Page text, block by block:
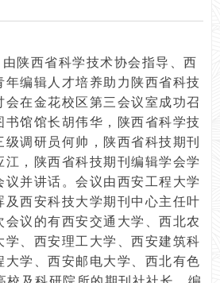
陕西省科学技术协会指导、西
年编辑人才培养助力陕西省科技
会在金花校区第三会议室成功召
书馆馆长胡伟华，陕西省科学技
调研员何帅，陕西省科技期刊
江，陕西省科技期刊编辑学会学
议并讲话。会议由西安工程大学
及西安科技大学期刊中心主任叶
会议的有西安交通大学、西北农
学、西安理工大学、西安建筑科
大学、西安邮电大学、西北有色